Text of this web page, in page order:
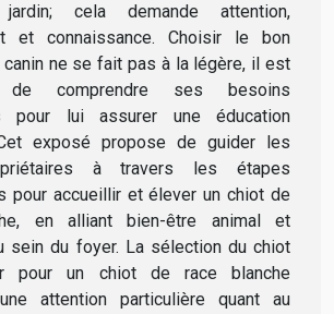
cela demande attention,
et connaissance. Choisir le bon
canin ne se fait pas à la légère, il est
de comprendre ses besoins
pour lui assurer une éducation
exposé propose de guider les
à travers les étapes
pour accueillir et élever un chiot de
en alliant bien-être animal et
sein du foyer. La sélection du chiot
pour un chiot de race blanche
attention particulière quant au